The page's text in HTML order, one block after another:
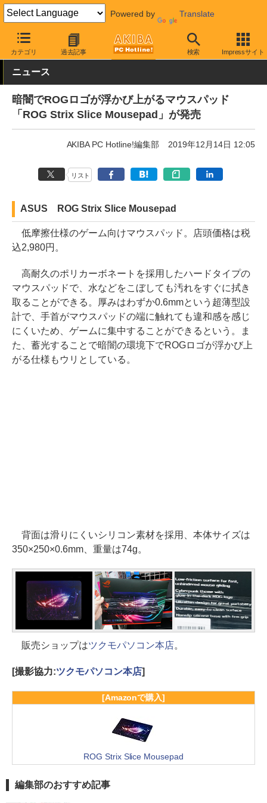
Powered by Translate
カテゴリ 過去記事 検索 Impressサイト
AKIBA PC Hotline! PC周辺機器 マウスパッド ASUS
ニュース
暗闇でROGロゴが浮かび上がるマウスパッド
「ROG Strix Slice Mousepad」が発売
AKIBA PC Hotline!編集部 2019年12月14日 12:05
リスト
ASUS ROG Strix Slice Mousepad
低摩擦仕様のゲーム向けマウスパッド。店頭価格は税
込2,980円。
高耐久のポリカーボネートを採用したハードタイプの
マウスパッドで、水などをこぼしても汚れをすぐに拭き
取ることができる。厚みはわずか0.6mmという超薄型設
計で、手首がマウスパッドの端に触れても違和感を感じ
にくいため、ゲームに集中することができるという。ま
た、蓄光することで暗闇の環境下でROGロゴが浮かび上
がる仕様もウリとしている。
背面は滑りにくいシリコン素材を採用、本体サイズは
350×250×0.6mm、重量は74g。
販売ショップはツクモパソコン本店。
[撮影協力:ツクモパソコン本店]
[Amazonで購入]
ROG Strix Slice Mousepad
編集部のおすすめ記事